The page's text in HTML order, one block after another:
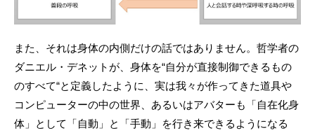
また、それは身体の内側だけの話ではありません。哲学者の
ダニエル・デネットが、身体を“自分が直接制御できるもの
のすべて“と定義したように、実は我々が作ってきた道具や
コンピューターの中の世界、あるいはアバターも「自在化身
体」として「自動」と「手動」を行き来できるようになる